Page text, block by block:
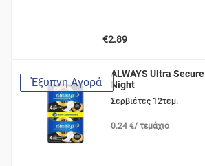
€2.89
Έξυπνη Αγορά
ALWAYS Ultra Secure
Night
Σερβιέτες 12τεμ.
0.24 €/ τεμάχιο